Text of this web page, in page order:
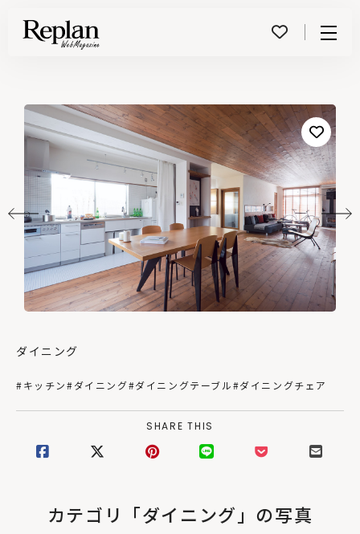
ダイニング
#キッチン#ダイニング#ダイニングテーブル#ダイニングチェア
SHARE THIS
カテゴリ「ダイニング」の写真